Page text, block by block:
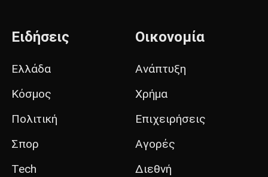
Ειδήσεις
Ελλάδα
Κόσμος
Πολιτική
Σπορ
Tech
Οικονομία
Ανάπτυξη
Χρήμα
Επιχειρήσεις
Αγορές
Διεθνή